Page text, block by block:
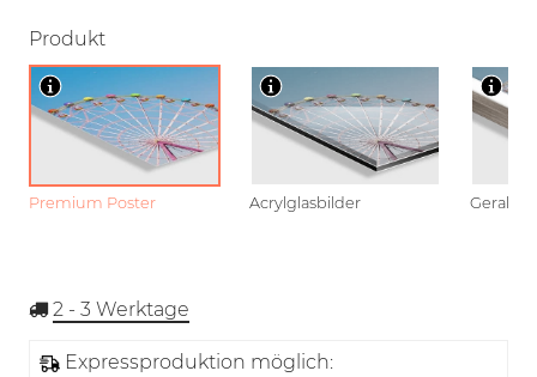
Produkt
Premium Poster Acrylglasbilder
2 - 3 Werktage
Expressproduktion möglich: